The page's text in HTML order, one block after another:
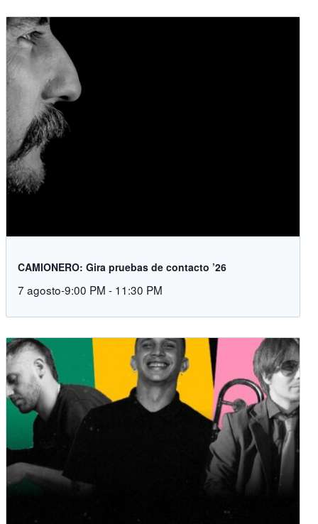
CAMIONERO: Gira pruebas de contacto ’26
7 agosto-9:00 PM - 11:30 PM